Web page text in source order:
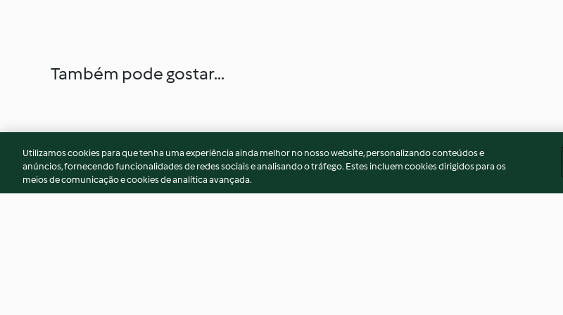
Também pode gostar...
Utilizamos cookies para que tenha uma experiência ainda melhor no nosso website, personalizando conteúdos e
anúncios, fornecendo funcionalidades de redes sociais e analisando o tráfego. Estes incluem cookies dirigidos para os
meios de comunicação e cookies de analítica avançada.